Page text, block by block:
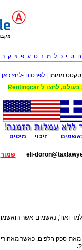
ח ט י כ ל מ נ ס ע פ צ ק ר
טקסט ממומן |לפרסום -לחץ כאן
זיכוי
מיסים
eli-
שמור
זיכה לאחרונה בת.פ 5131/02 מ"י נ' מלמד ואח', נאשמים אשר הואשמו
מאת ספק חלפים, כאשר מאחורי